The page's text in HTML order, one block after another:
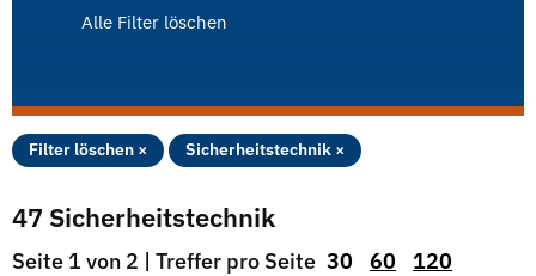
Alle Filter löschen
Filter löschen × Sicherheitstechnik ×
47 Sicherheitstechnik
Seite 1 von 2 | Treffer pro Seite 30 60 120